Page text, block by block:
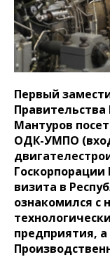
Первый
Мантуров
ОДК-УМПО
Госкорпорации
визита в
ознакомился с
предприятия,